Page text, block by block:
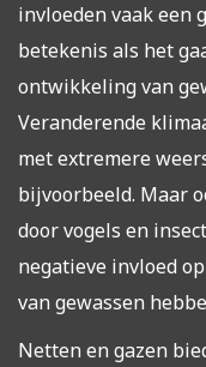
invloeden vaak een
betekenis als het
ontwikkeling van
Veranderende
met extremere
bijvoorbeeld. Maar
door vogels en
negatieve invloed
van gewassen
Netten en gazen